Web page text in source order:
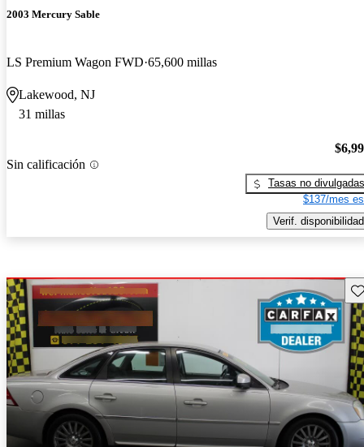
2003 Mercury Sable
LS Premium Wagon FWD 65,600 millas
Lakewood, NJ
31 millas
Sin calificación
Tasas no divulgadas
$137/mes
Verif. disponibilidad